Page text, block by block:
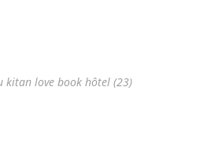
kitan love book hôtel (23)